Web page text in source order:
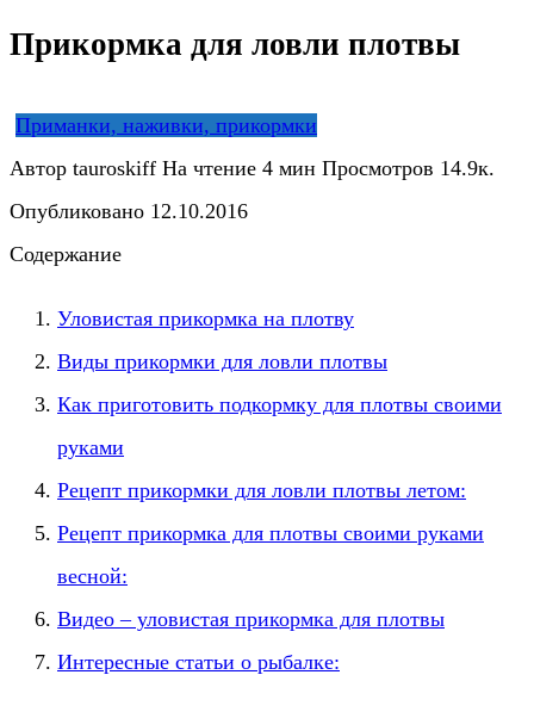
Прикормка для ловли плотвы
Приманки, наживки, прикормки
Автор tauroskiff На чтение 4 мин Просмотров 14.9к.
Опубликовано 12.10.2016
Содержание
Уловистая прикормка на плотву
Виды прикормки для ловли плотвы
Как приготовить подкормку для плотвы своими
руками
Рецепт прикормки для ловли плотвы летом:
Рецепт прикормка для плотвы своими руками
весной:
Видео – уловистая прикормка для плотвы
Интересные статьи о рыбалке: